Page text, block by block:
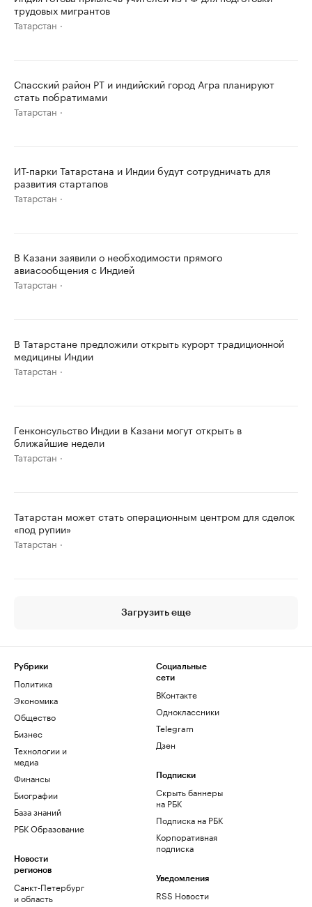
трудовых мигрантов
Татарстан
Спасский район РТ и индийский город Агра планируют
стать побратимами
Татарстан
ИТ-парки Татарстана и Индии будут сотрудничать для
развития стартапов
Татарстан
В Казани заявили о необходимости прямого
авиасообщения с Индией
Татарстан
В Татарстане предложили открыть курорт традиционной
медицины Индии
Татарстан
Генконсульство Индии в Казани могут открыть в
ближайшие недели
Татарстан
Татарстан может стать операционным центром для сделок
«под рупии»
Татарстан
Загрузить еще
Рубрики
Политика
Экономика
Общество
Бизнес
Технологии и
медиа
Финансы
Биографии
База знаний
РБК Образование
Новости
регионов
Санкт-Петербург
и область
Социальные
сети
ВКонтакте
Одноклассники
Telegram
Дзен
Подписки
Скрыть баннеры
на РБК
Подписка на РБК
Корпоративная
подписка
Уведомления
RSS Новости